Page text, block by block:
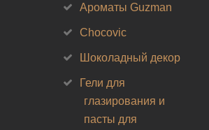
Ароматы Guzman
Chocovic
Шоколадный декор
Гели для
глазирования и
пасты для